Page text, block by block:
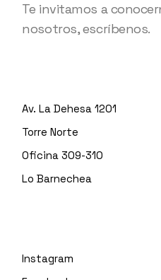
Te invitamos a
nosotros, escríbenos.
Av. La Dehesa 1201
Torre Norte
Oficina 309-310
Lo Barnechea
Instagram